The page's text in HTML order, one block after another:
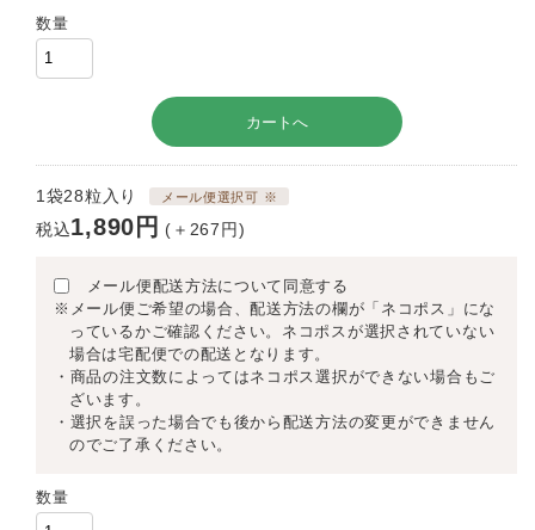
数量
1袋28粒入り メール便選択可 ※
税込1,890円 (＋267円)
メール便配送方法について同意する
※メール便ご希望の場合、配送方法の欄が「ネコポス」にな
っているかご確認ください。ネコポスが選択されていない
場合は宅配便での配送となります。
・商品の注文数によってはネコポス選択ができない場合もご
ざいます。
・選択を誤った場合でも後から配送方法の変更ができません
のでご了承ください。
数量